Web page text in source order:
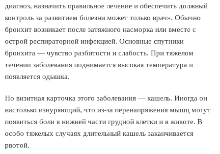
диагноз, назначить правильное лечение и обеспечить должный
контроль за развитием болезни может только врач». Обычно
бронхит возникает после затяжного насморка или вместе с
острой респираторной инфекцией. Основные спутники
бронхита — чувство разбитости и слабость. При тяжелом
течении заболевания поднимается высокая температура и
появляется одышка.
Но визитная карточка этого заболевания — кашель. Иногда он
настолько изнуряющий, что из-за перенапряжения мышц могут
появиться боли в нижней части грудной клетки и в животе. В
особо тяжелых случаях длительный кашель заканчивается
рвотой.